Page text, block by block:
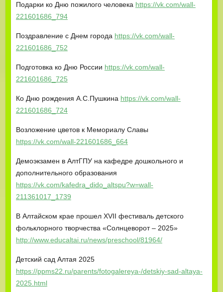
Подарки ко Дню пожилого человека https://vk.com/wall-
221601686_794
Поздравление с Днем города https://vk.com/wall-
221601686_752
Подготовка ко Дню России https://vk.com/wall-
221601686_725
Ко Дню рождения А.С.Пушкина https://vk.com/wall-
221601686_724
Возложение цветов к Мемориалу Славы
https://vk.com/wall-221601686_664
Демоэкзамен в АлтГПУ на кафедре дошкольного и
дополнительного образования
https://vk.com/kafedra_dido_altspu?w=wall-
211361017_1739
В Алтайском крае прошел XVII фестиваль детского
фольклорного творчества «Солнцеворот – 2025»
http://www.educaltai.ru/news/preschool/81964/
Детский сад Алтая 2025
https://ppms22.ru/parents/fotogalereya-/detskiy-sad-altaya-
2025.html